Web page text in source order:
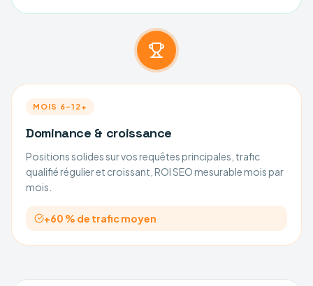
MOIS 6–12+
Dominance & croissance
Positions solides sur vos requêtes principales, trafic
qualifié régulier et croissant, ROI SEO mesurable mois par
mois.
+60 % de trafic moyen